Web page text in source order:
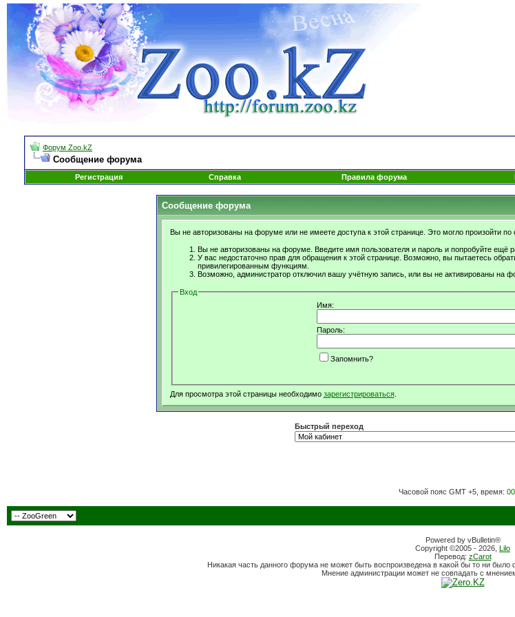
Форум Zoo.kZ
Сообщение форума
Регистрация
Справка Правила форума
Сообщение форума
Вы не авторизованы на форуме или не имеете доступа к этой странице. Это могло произойти по
Вы не авторизованы на форуме. Введите имя пользователя и пароль и попробуйте ещё
У вас недостаточно прав для обращения к этой странице. Возможно, вы пытаетесь
привилегированным функциям.
Возможно, администратор отключил вашу учётную запись, или вы не активированы на
Вход
Имя:
Пароль:
Запомнить?
Для просмотра этой страницы необходимо зарегистрироваться.
Быстрый переход
Часовой пояс GMT +5, время:
Powered by vBulletin®
Copyright ©2005 - 2026, Lilo
Перевод: zCarot
Никакая часть данного форума не может быть воспроизведена в какой бы то ни
Мнение администрации может не совпадать с